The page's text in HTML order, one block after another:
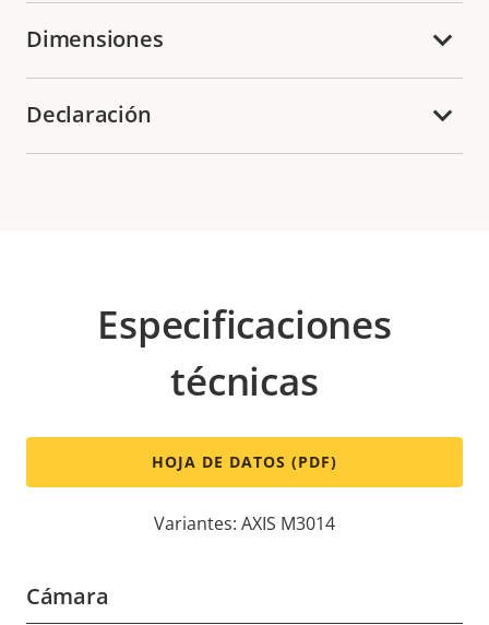
Dimensiones
Declaración
Especificaciones
técnicas
HOJA DE DATOS (PDF)
Variantes: AXIS M3014
Cámara